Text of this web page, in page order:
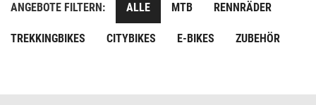
ANGEBOTE FILTERN: ALLE MTB RENNRÄDER
TREKKINGBIKES CITYBIKES E-BIKES ZUBEHÖR